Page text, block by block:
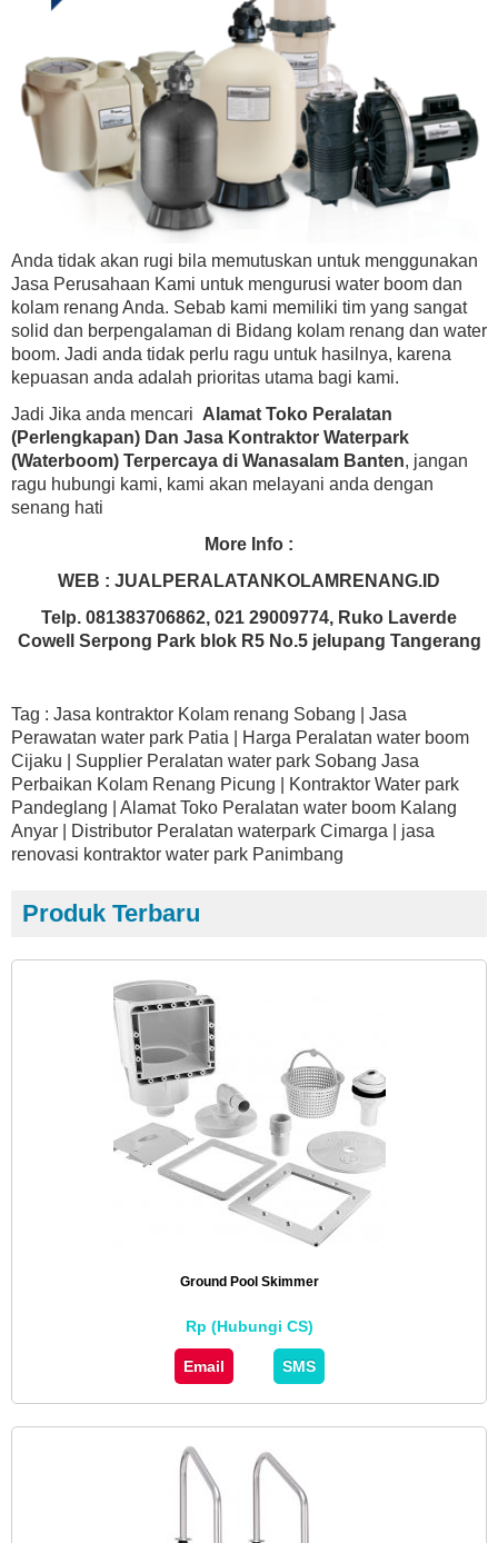
Anda tidak akan rugi bila memutuskan untuk menggunakan
Jasa Perusahaan Kami untuk mengurusi water boom dan
kolam renang Anda. Sebab kami memiliki tim yang sangat
solid dan berpengalaman di Bidang kolam renang dan water
boom. Jadi anda tidak perlu ragu untuk hasilnya, karena
kepuasan anda adalah prioritas utama bagi kami.
Jadi Jika anda mencari Alamat Toko Peralatan
(Perlengkapan) Dan Jasa Kontraktor Waterpark
(Waterboom) Terpercaya di Wanasalam Banten, jangan
ragu hubungi kami, kami akan melayani anda dengan
senang hati
More Info :
WEB : JUALPERALATANKOLAMRENANG.ID
Telp. 081383706862, 021 29009774, Ruko Laverde
Cowell Serpong Park blok R5 No.5 jelupang Tangerang
Tag : Jasa kontraktor Kolam renang Sobang | Jasa
Perawatan water park Patia | Harga Peralatan water boom
Cijaku | Supplier Peralatan water park Sobang Jasa
Perbaikan Kolam Renang Picung | Kontraktor Water park
Pandeglang | Alamat Toko Peralatan water boom Kalang
Anyar | Distributor Peralatan waterpark Cimarga | jasa
renovasi kontraktor water park Panimbang
Produk Terbaru
Ground Pool Skimmer
Rp (Hubungi CS)
Email SMS